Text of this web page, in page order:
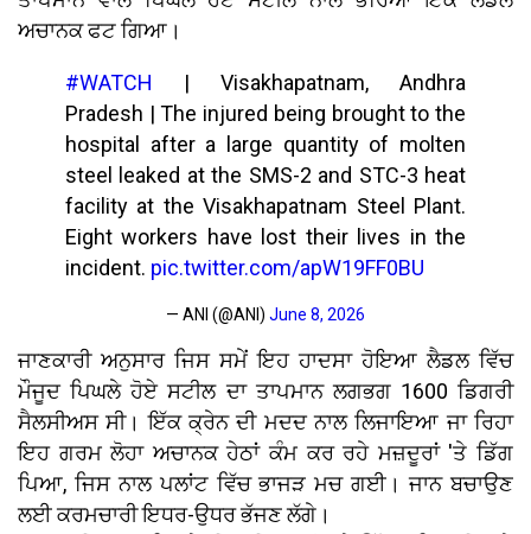
ਅਚਾਨਕ ਫਟ ਗਿਆ।
#WATCH | Visakhapatnam, Andhra
Pradesh | The injured being brought to the
hospital after a large quantity of molten
steel leaked at the SMS-2 and STC-3 heat
facility at the Visakhapatnam Steel Plant.
Eight workers have lost their lives in the
incident. pic.twitter.com/apW19FF0BU
— ANI (@ANI) June 8, 2026
ਜਾਣਕਾਰੀ ਅਨੁਸਾਰ ਜਿਸ ਸਮੇਂ ਇਹ ਹਾਦਸਾ ਹੋਇਆ ਲੈਡਲ ਵਿੱਚ
ਮੌਜੂਦ ਪਿਘਲੇ ਹੋਏ ਸਟੀਲ ਦਾ ਤਾਪਮਾਨ ਲਗਭਗ 1600 ਡਿਗਰੀ
ਸੈਲਸੀਅਸ ਸੀ। ਇੱਕ ਕ੍ਰੇਨ ਦੀ ਮਦਦ ਨਾਲ ਲਿਜਾਇਆ ਜਾ ਰਿਹਾ
ਇਹ ਗਰਮ ਲੋਹਾ ਅਚਾਨਕ ਹੇਠਾਂ ਕੰਮ ਕਰ ਰਹੇ ਮਜ਼ਦੂਰਾਂ 'ਤੇ ਡਿੱਗ
ਪਿਆ, ਜਿਸ ਨਾਲ ਪਲਾਂਟ ਵਿੱਚ ਭਾਜੜ ਮਚ ਗਈ। ਜਾਨ ਬਚਾਉਣ
ਲਈ ਕਰਮਚਾਰੀ ਇਧਰ-ਉਧਰ ਭੱਜਣ ਲੱਗੇ।